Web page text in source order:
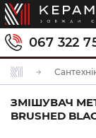
067 322
ЗМІШУВАЧ
BRUSHED